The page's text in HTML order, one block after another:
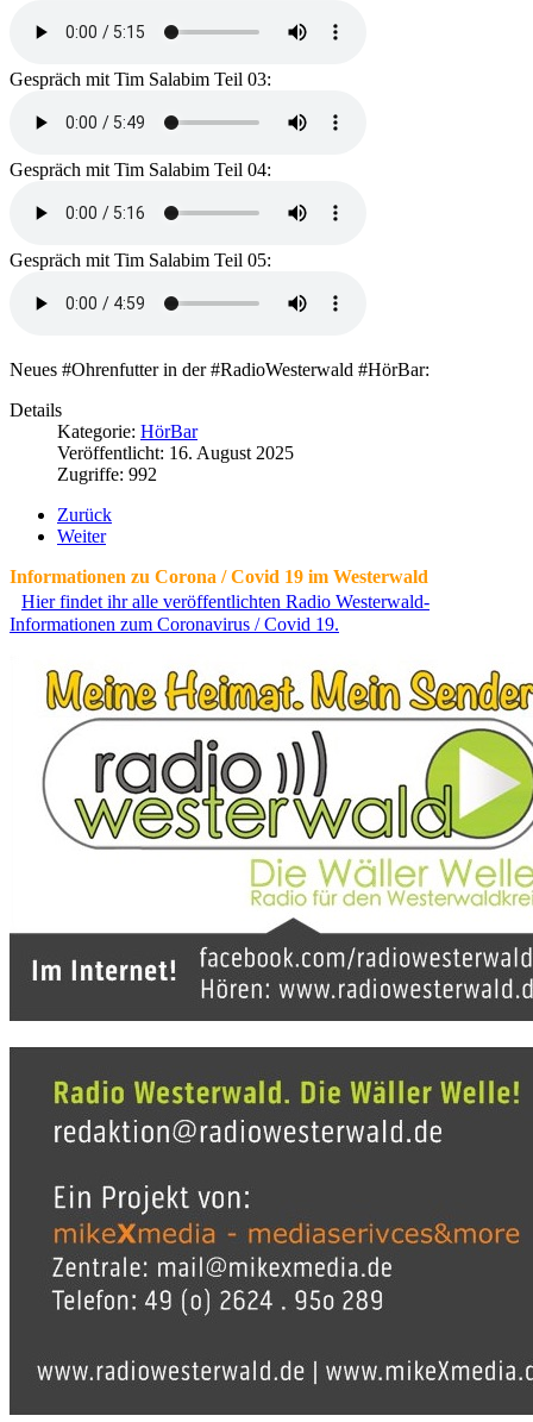
Gespräch mit Tim Salabim Teil 03:
Gespräch mit Tim Salabim Teil 04:
Gespräch mit Tim Salabim Teil 05:
Neues #Ohrenfutter in der #RadioWesterwald #HörBar:
Details
Kategorie: HörBar
Veröffentlicht: 16. August 2025
Zugriffe: 992
Zurück
Weiter
Informationen zu Corona / Covid 19 im Westerwald
Hier findet ihr alle veröffentlichten Radio Westerwald-
Informationen zum Coronavirus / Covid 19.